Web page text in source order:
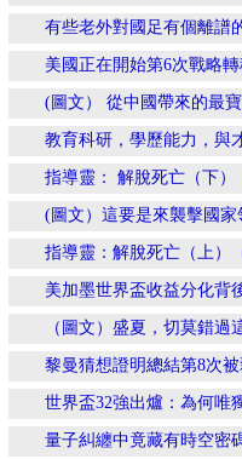
有些老外對國足有個離譜
美國正在開始第6次戰略轉
(圖文） 從中國帶來的最
教育科研，學歷能力，與
指導靈： 解脫死亡（下
(圖文）這要是來襲擊國家
指導靈：解脫死亡（上）
美加墨世界盃收益分化背
（圖文）盛夏，切莫錯過
黎曼猜想證明總結第8次
世界盃32強出爐：為何唯
量子糾纏中竟藏有時空密